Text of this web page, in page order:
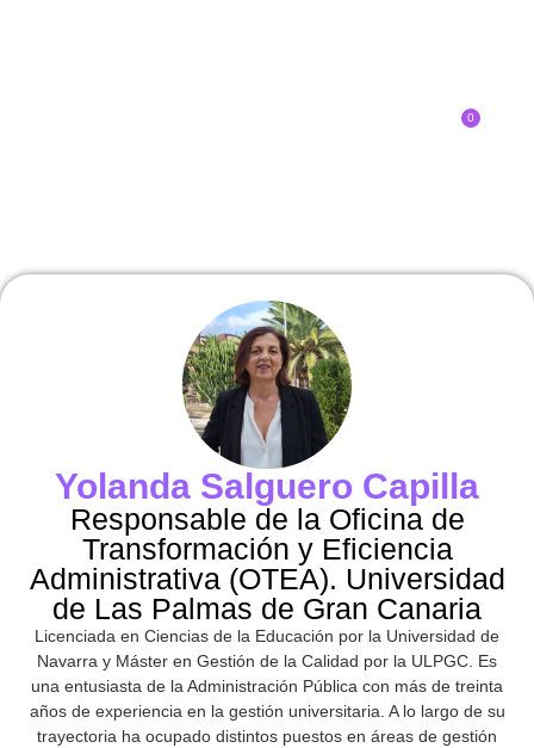
0
Yolanda Salguero Capilla
Responsable de la Oficina de
Transformación y Eficiencia
Administrativa (OTEA). Universidad
de Las Palmas de Gran Canaria
Licenciada en Ciencias de la Educación por la Universidad de
Navarra y Máster en Gestión de la Calidad por la ULPGC. Es
una entusiasta de la Administración Pública con más de treinta
años de experiencia en la gestión universitaria. A lo largo de su
trayectoria ha ocupado distintos puestos en áreas de gestión